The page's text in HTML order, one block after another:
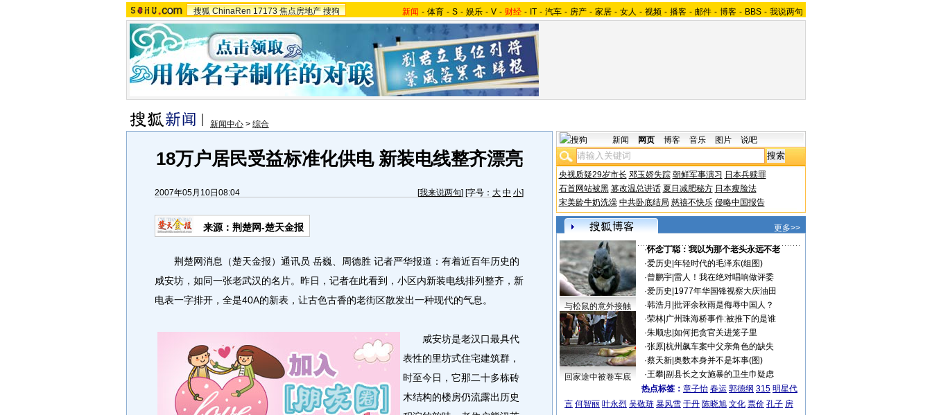
搜狐 ChinaRen 17173 焦点房地产 搜狗 新闻 - 体育 - S - 娱乐 - V - 财经 - IT - 汽车 - 房产 - 家居 - 女人 - 视频 - 播客 - 邮件 - 博客 - BBS - 我说两句
新闻中心 > 综合
18万户居民受益标准化供电 新装电线整齐漂亮
2007年05月10日08:04 [我来说两句] [字号： 大 中 小]
来源：荆楚网-楚天金报
荆楚网消息（楚天金报）通讯员 岳巍、周德胜 记者严华报道：有着近百年历史的
咸安坊，如同一张老武汉的名片。昨日，记者在此看到，小区内新装电线排列整齐，新
电表一字排开，全是40A的新表，让古色古香的老街区散发出一种现代的气息。
咸安坊是老汉口最具代
表性的里坊式住宅建筑群，
时至今日，它那二十多栋砖
木结构的楼房仍流露出历史
新闻 网页 博客 音乐 图片 说吧
央视质疑29岁市长 邓玉娇失踪 朝鲜军事演习 日本兵赎罪
石首网站被黑 篡改温总讲话 夏日减肥秘方 日本瘦脸法
宋美龄牛奶洗澡 中共卧底结局 慈禧不快乐 侵略中国报告
更多>>
与松鼠的意外接触
回家途中被卷车底
·怀念丁聪：我以为那个老头永远不老
·爱历史 年轻时代的毛泽东(组图)
·曾鹏宇| 雷人！我在绝对唱响做评委
·爱历史 1977年华国锋视察大庆油田
·韩浩月 批评余秋雨是侮辱中国人？
·荣林| 广州珠海桥事件:被推下的是谁
·朱顺忠 如何把贪官关进笼子里
·张原| 杭州飙车案中父亲角色的缺失
·蔡天新| 奥数本身并不是坏事(图)
·王攀| 副县长之女施暴的卫生巾疑虑
热点标签： 章子怡 春运 郭德纲 315 明星代
言 何智丽 叶永烈 吴敬琏 暴风雪 于丹 陈晓旭 文化 票价 孔子 房